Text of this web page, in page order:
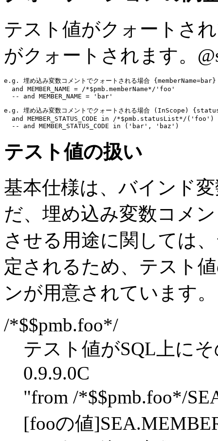
テスト値がクォートさ
がクォートされます。
e.g. 埋め込み変数コメントでクォートされる場合
and
MEMBER_NAME = /*$pmb.memberName*/ 'foo'
-- and MEMBER_NAME = 'bar'
e.g. 埋め込み変数コメントでクォートされる場合 (InScope)
and
MEMBER_STATUS_CODE in /*$pmb.statusList*/ ( 'foo' )
-- and MEMBER_STATUS_CODE in ('bar', 'baz')
テスト値の扱い
基本仕様は、バインド
だ、埋め込み変数コメ
させる用途に関しては
定されるため、テスト
ンが用意されています。
/*$$pmb.foo*/
テスト値がSQL上に
0.9.9.0C
"from /*$$pmb.foo*/
[fooの値